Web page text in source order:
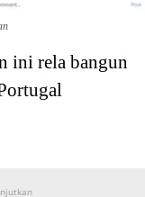
ini rela bangun